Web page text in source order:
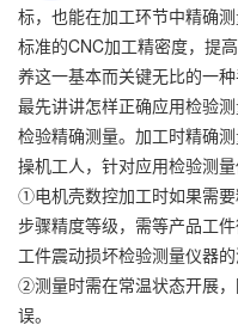
标，也能在加工环节中精确
标准的CNC加工精密度，提
养这一基本而关键无比的一
最先讲讲怎样正确应用检验
检验精确测量。加工时精确
操机工人，针对应用检验测
①电机壳数控加工时如果需
步骤精度等级，需等产品工
工件震动损坏检验测量仪器的
②测量时需在常温状态开展
误。